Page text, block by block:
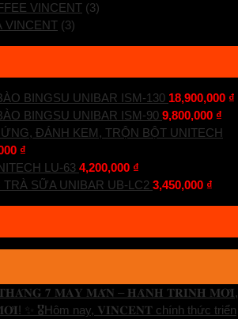
VINCENT (3)
VINCENT (3)
BINGSU UNIBAR ISM-130 18,900,000 ₫
BINGSU UNIBAR ISM-90 9,800,000 ₫
ĐÁNH KEM, TRỘN BỘT UNITECH
₫
LU-63 4,200,000 ₫
TRÀ SỮA UNIBAR UB-LC2 3,450,000 ₫
𝐓𝐇𝐀́𝐍𝐆 𝟕 𝐌𝐀𝐘 𝐌𝐀̆́𝐍 – 𝐇𝐀̀𝐍𝐇 𝐓𝐑𝐈̀𝐍𝐇 𝐌𝐎̛́𝐈,
✨ 🎖️Hôm nay, 𝐕𝐈𝐍𝐂𝐄𝐍𝐓 chính thức triển